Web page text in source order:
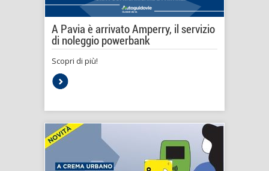
A Pavia è arrivato Amperry, il servizio
di noleggio powerbank
Scopri di più!